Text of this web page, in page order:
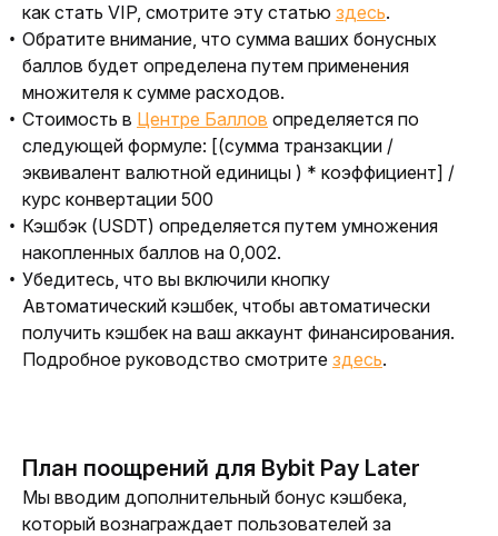
как стать VIP, смотрите эту статью здесь.
Обратите внимание, что сумма ваших бонусных
баллов будет определена путем применения
множителя к сумме расходов.
Стоимость в Центре Баллов определяется по
следующей формуле: [(сумма транзакции /
эквивалент валютной единицы ) * коэффициент] /
курс конвертации 500
Кэшбэк (USDT) определяется путем умножения
накопленных баллов на 0,002.
Убедитесь, что вы включили кнопку
Автоматический кэшбек, чтобы автоматически
получить кэшбек на ваш аккаунт финансирования.
Подробное руководство смотрите здесь.
План поощрений для Bybit Pay Later
Мы вводим дополнительный бонус кэшбека,
который вознаграждает пользователей за